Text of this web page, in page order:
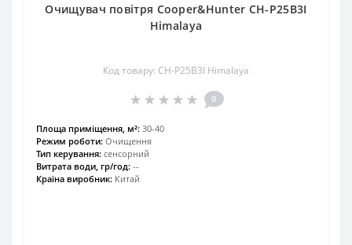
Очищувач повітря Cooper&Hunter CH-P25B3I
Himalaya
Код товару: CH-P25B3I Himalaya
0
Площа приміщення, м²: 30-40
Режим роботи: Очищення
Тип керування: сенсорний
Витрата води, гр/год: --
Країна виробник: Китай